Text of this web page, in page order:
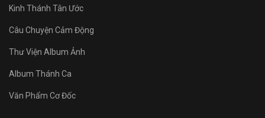
Kinh Thánh Tân Ước
Câu Chuyện Cảm Động
Thư Viện Album Ảnh
Album Thánh Ca
Văn Phẩm Cơ Đốc